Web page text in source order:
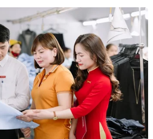
cá heo nặng 150kg trôi dạt
Lệ
trôi dạt vào bờ biển Nhật Lệ được
ngưỡng ngư dân, thể hiện niềm tin linh